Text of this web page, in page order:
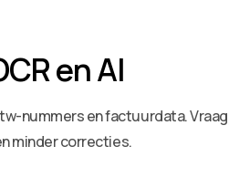
en AI
nummers en factuurdata.
minder correcties.